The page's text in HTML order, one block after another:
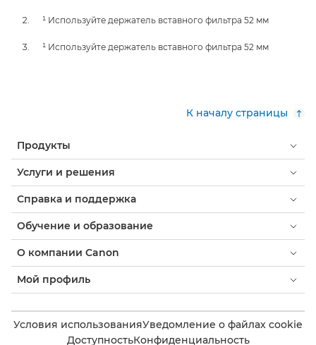
¹ Используйте держатель вставного фильтра 52 мм
¹ Используйте держатель вставного фильтра 52 мм
К началу страницы
Продукты
Услуги и решения
Справка и поддержка
Обучение и образование
О компании Canon
Мой профиль
Условия использованияУведомление о файлах cookie
ДоступностьКонфиденциальность